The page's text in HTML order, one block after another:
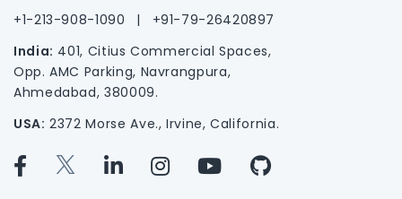
+1-213-908-1090
|
+91-79-26420897
India: 401, Citius Commercial Spaces,
Opp. AMC Parking, Navrangpura,
Ahmedabad, 380009.
USA: 2372 Morse Ave., Irvine, California.